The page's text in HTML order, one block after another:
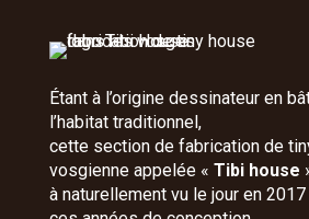
Étant à l’origine dessinateur en
l’habitat traditionnel,
cette section de fabrication de
vosgienne appelée « Tibi house
à naturellement vu le jour en